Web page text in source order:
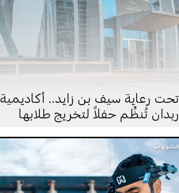
تحت رعاية سيف بن زايد.. أكاديمية
ربدان تُنظِّم حفلاً لتخريج طلابها
التكنولوجيا